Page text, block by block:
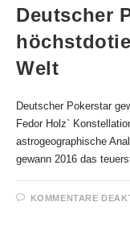
Deutscher
Welt
Deutscher Pokerstar
Fedor Holz`
astrogeographische
gewann 2016 das
KOMMENTARE